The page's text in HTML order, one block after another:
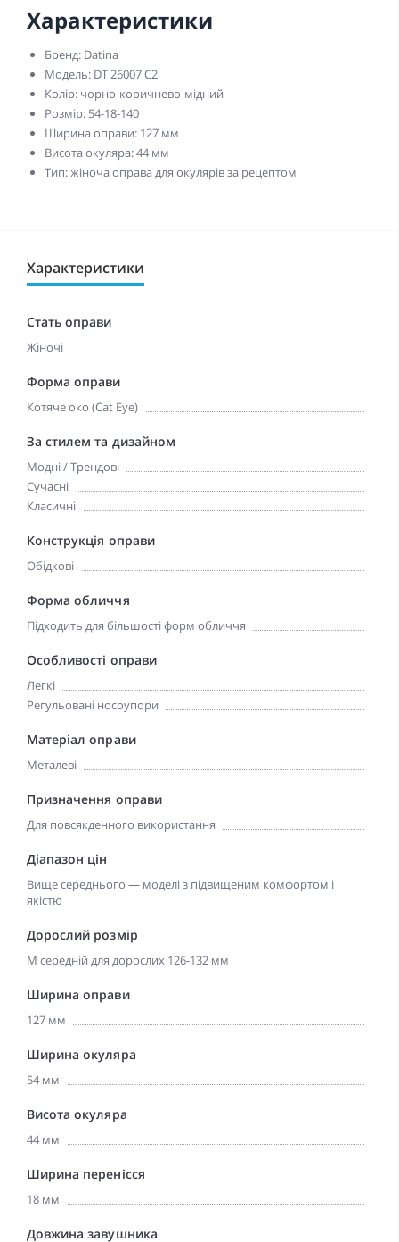
Характеристики
Бренд: Datina
Модель: DT 26007 C2
Колір: чорно-коричнево-мідний
Розмір: 54-18-140
Ширина оправи: 127 мм
Висота окуляра: 44 мм
Тип: жіноча оправа для окулярів за рецептом
Характеристики
Стать оправи
Жіночі
Форма оправи
Котяче око (Cat Eye)
За стилем та дизайном
Модні / Трендові
Сучасні
Класичні
Конструкція оправи
Обідкові
Форма обличчя
Підходить для більшості форм обличчя
Особливості оправи
Легкі
Регульовані носоупори
Матеріал оправи
Металеві
Призначення оправи
Для повсякденного використання
Діапазон цін
Вище середнього — моделі з підвищеним комфортом і
якістю
Дорослий розмір
M середній для дорослих 126-132 мм
Ширина оправи
127 мм
Ширина окуляра
54 мм
Висота окуляра
44 мм
Ширина перенісся
18 мм
Довжина завушника